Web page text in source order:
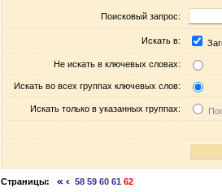
Поисковый запрос:
Искать в:
Не искать в ключевых словах:
Искать во всех группах ключевых слов:
Искать только в указанных группах:
Страницы: 58 59 60 61 62